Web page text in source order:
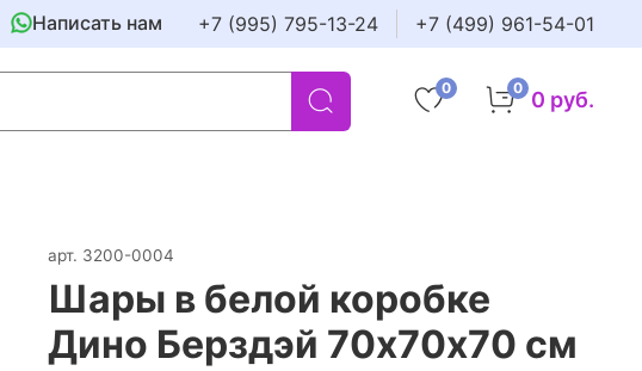
Написать нам +7 (995) 795-13-24 +7 (499) 961-54-01
0 0 0 руб.
арт. 3200-0004
Шары в белой коробке
Дино Берздэй 70х70х70 см